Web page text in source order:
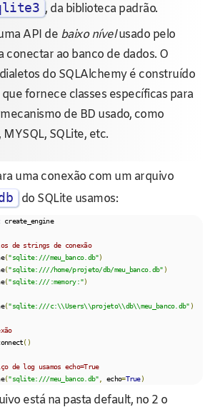
, da biblioteca padrão.
API de baixo nívelusado pelo
conectar ao banco de dados. O
do SQLAlchemy é construído
fornece classes específicas para
de BD usado, como
MYSQL, SQLite, etc.
uma conexão com um arquivo
do SQLite usamos:
create_engine
de strings de conexão
("sqlite:///meu_banco.db")
("sqlite:////home/projeto/db/meu_banco.db" )
("sqlite:///:memory:")
("sqlite:///c:\\Users\\projeto\\db\\meu_banco.db" )
()
de log usamos echo=True
("sqlite:///meu_banco.db" echo=True)
está na pasta default, no 2 o